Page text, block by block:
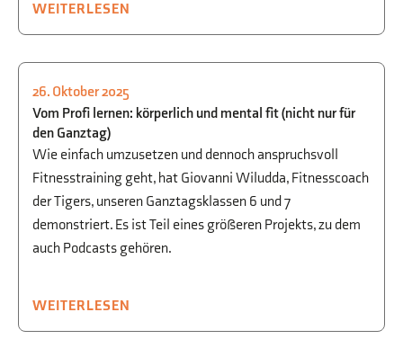
WEITERLESEN
SPORT
26. Oktober 2025
Vom Profi lernen: körperlich und mental fit (nicht nur für
den Ganztag)
Wie einfach umzusetzen und dennoch anspruchsvoll
Fitnesstraining geht, hat Giovanni Wiludda, Fitnesscoach
der Tigers, unseren Ganztagsklassen 6 und 7
demonstriert. Es ist Teil eines größeren Projekts, zu dem
auch Podcasts gehören.
WEITERLESEN